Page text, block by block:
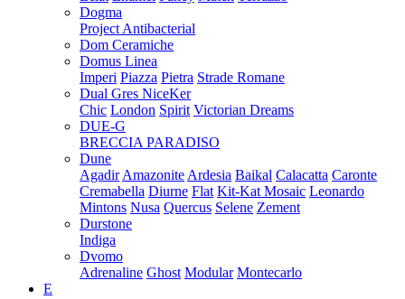
Dogma
Project Antibacterial
Dom Ceramiche
Domus Linea
Imperi Piazza Pietra Strade Romane
Dual Gres NiceKer
Chic London Spirit Victorian Dreams
DUE-G
BRECCIA PARADISO
Dune
Agadir Amazonite Ardesia Baikal Calacatta Caronte
Cremabella Diurne Flat Kit-Kat Mosaic Leonardo
Mintons Nusa Quercus Selene Zement
Durstone
Indiga
Dvomo
Adrenaline Ghost Modular Montecarlo
E